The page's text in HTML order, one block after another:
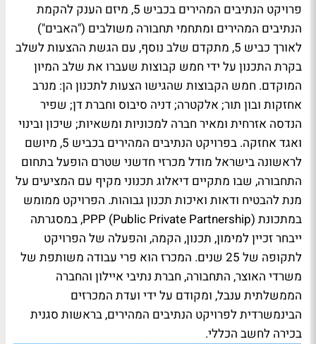
פרויקט הנתיבים המהירים בכביש 5, מיזם הענק להקמת
הנתיבים המהירים ומתחמי תחבורה משולבים ("האבים")
לאורך כביש 5, מתקדם שלב נוסף, עם הגשת ההצעות לשלב
בקרת התכנון על ידי חמש קבוצות שעברו את שלב המיון
המוקדם. חמש הקבוצות שהגישו הצעות לתכנון הן: מנרב
אחזקות ובון תור; אלקטרה; דניה סיבוס וחברת דן; שפיר
הנדסה אזרחית ומאיר חברה למכוניות ומשאיות; שיכון ובינוי
ואגד אחזקה. בפרויקט הנתיבים המהירים בכביש 5, מיושם
לראשונה בישראל מודל מכרזי חדשני שטרם הופעל בתחום
התחבורה, שבו מתקיים דיאלוג תכנוני מקיף עם המציעים על
מנת להבטיח ודאות ואיכות תכנון גבוהות. הפרויקט ממומש
במתכונת (Public Private Partnership) PPP, במסגרתה
ייבחר זכיין למימון, תכנון, הקמה, והפעלה של הפרויקט
לתקופה של 25 שנים. המכרז הוא פרי עבודה משותפת של
משרדי האוצר, התחבורה, חברת נתיבי איילון והחברה
הממשלתית ענבל, ומקודם על ידי ועדת המכרזים
הבינמשרדית לפרויקט הנתיבים המהירים, בראשות סגנית
בכירה לחשב הכללי.